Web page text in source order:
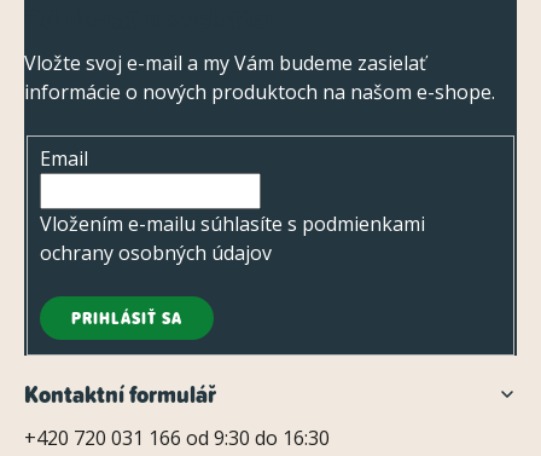
Vložte svoj e-mail a my Vám budeme zasielať
informácie o nových produktoch na našom e-shope.
Email
Vložením e-mailu súhlasíte s podmienkami
ochrany osobných údajov
PRIHLÁSIŤ SA
Kontaktní formulář
+420 720 031 166 od 9:30 do 16:30